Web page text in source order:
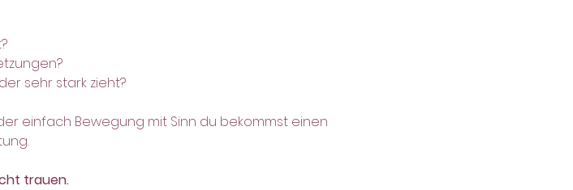
sehr stark zieht?
einfach Bewegung mit Sinn du bekommst einen
trauen.